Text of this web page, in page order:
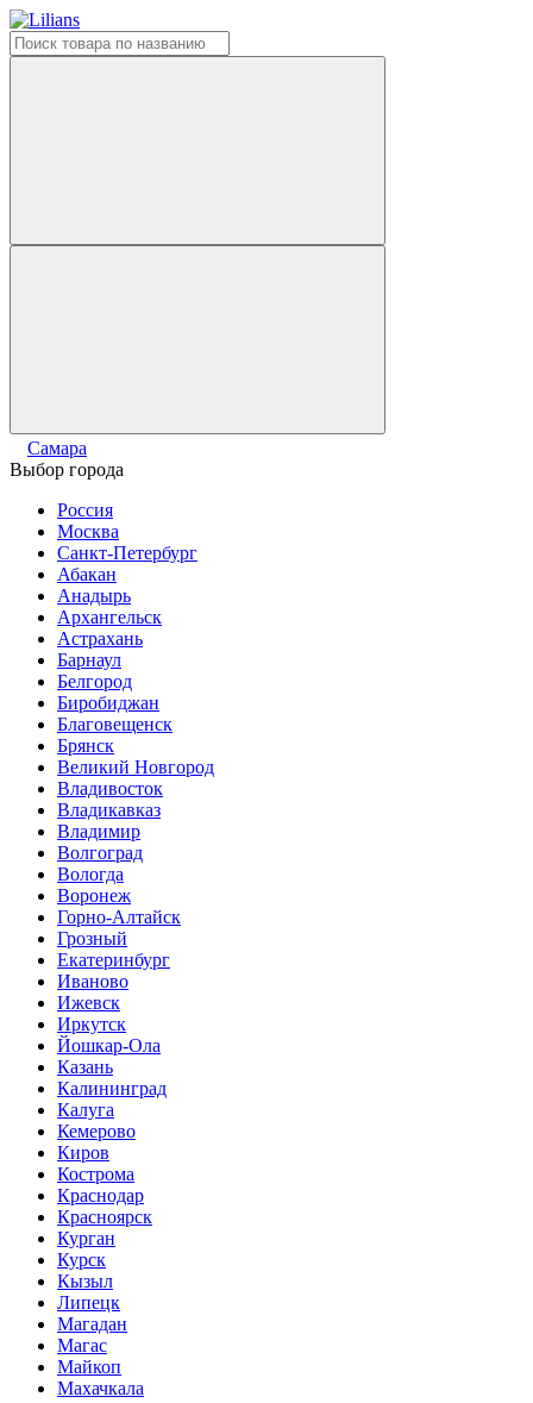
Самара
Выбор города
Россия
Москва
Санкт-Петербург
Абакан
Анадырь
Архангельск
Астрахань
Барнаул
Белгород
Биробиджан
Благовещенск
Брянск
Великий Новгород
Владивосток
Владикавказ
Владимир
Волгоград
Вологда
Воронеж
Горно-Алтайск
Грозный
Екатеринбург
Иваново
Ижевск
Иркутск
Йошкар-Ола
Казань
Калининград
Калуга
Кемерово
Киров
Кострома
Краснодар
Красноярск
Курган
Курск
Кызыл
Липецк
Магадан
Магас
Майкоп
Махачкала